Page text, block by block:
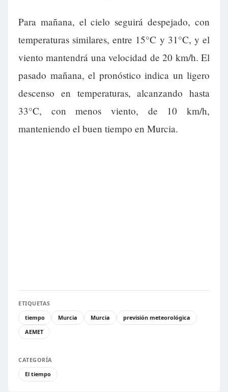
Para mañana, el cielo seguirá despejado, con
temperaturas similares, entre 15°C y 31°C, y el
viento mantendrá una velocidad de 20 km/h. El
pasado mañana, el pronóstico indica un ligero
descenso en temperaturas, alcanzando hasta
33°C, con menos viento, de 10 km/h,
manteniendo el buen tiempo en Murcia.
ETIQUETAS
tiempo
Murcia Murcia
previsión meteorológica
AEMET
CATEGORÍA
El tiempo